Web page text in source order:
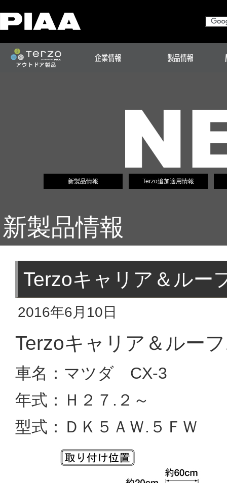
新製品情報 Terzo追加適用情報
新製品情報
Terzoキャリア＆ルー
2016年6月10日
Terzoキャリア＆ルー
車名：マツダ CX-3
年式：Ｈ２７.２～
型式：ＤＫ５ＡＷ.５ＦＷ